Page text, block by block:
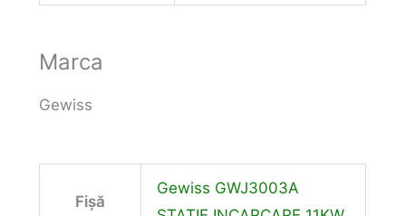
Marca
Gewiss
Fișă
Gewiss GWJ3003A